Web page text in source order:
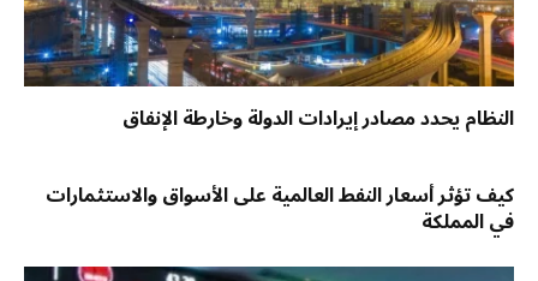
النظام يحدد مصادر إيرادات الدولة وخارطة الإنفاق
كيف تؤثر أسعار النفط العالمية على الأسواق والاستثمارات
في المملكة